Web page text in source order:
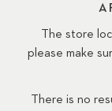
The store
please make
There is no